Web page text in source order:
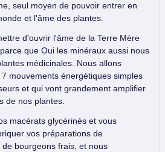
seul moyen de pouvoir entrer en
et l'âme des plantes.
d'ouvrir l'âme de la Terre Mère
que Oui les minéraux aussi nous
médicinales. Nous allons
mouvements énergétiques simples
et qui vont grandement amplifier
de nos plantes.
macérats glycérinés et vous
vos préparations de
bourgeons frais, et nous